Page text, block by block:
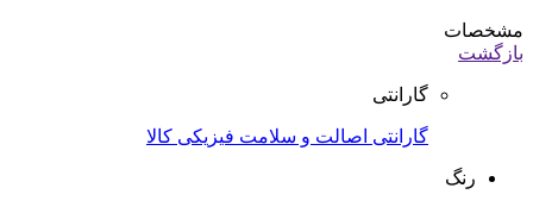
مشخصات
بازگشت
گارانتی
گارانتی اصالت و سلامت فیزیکی کالا
رنگ